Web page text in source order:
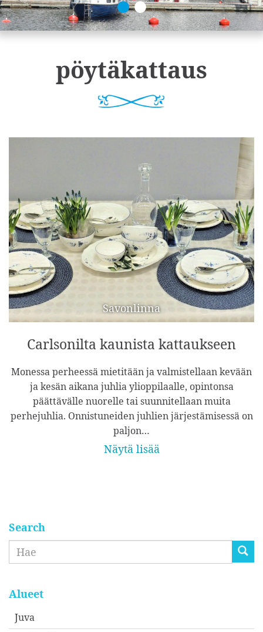
pöytäkattaus
Savonlinna
Carlsonilta kaunista kattaukseen
Monessa perheessä mietitään ja valmistellaan kevään
ja kesän aikana juhlia ylioppilaalle, opintonsa
päättävälle nuorelle tai suunnitellaan muita
perhejuhlia. Onnistuneiden juhlien järjestämisessä on
paljon…
Näytä lisää
Search
Etsi
Alueet
Juva